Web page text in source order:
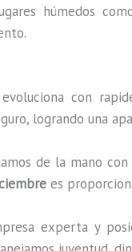
húmedos
con
logrando una
de la mano
es
experta y